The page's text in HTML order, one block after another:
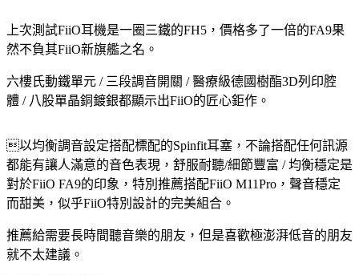
上次測試FiiO耳機是一圈三鐵的FH5，價格多了一倍的FA9果
然不負其FiiO新旗艦之名。
六樓氏動鐵單元 / 三段調音開關 / 醫療級德國樹酯3D列印腔
體 / 八股單晶銅鍍銀都顯示出FiiO的匠心鉅作。
以均衡調音設定搭配標配的Spinfit耳塞，不論搭配任何訊源
都能有讓人滿意的音色表現，舒服耐聽/細節豐富 / 均衡穩定是
對於FiiO FA9的印象，特別推薦搭配FiiO M11Pro，聲音穩定
而甜美，似乎FiiO特別設計的完美組合。
推薦給需要長時間聽音樂的朋友，但是喜歡極澎湃低音的朋友
就不太建議。